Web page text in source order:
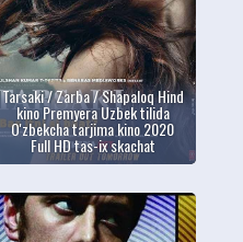
Tarsaki / Zarba / Shapaloq Hind
kino Premyera Uzbek tilida
O'zbekcha tarjima kino 2020
Full HD tas-ix skachat